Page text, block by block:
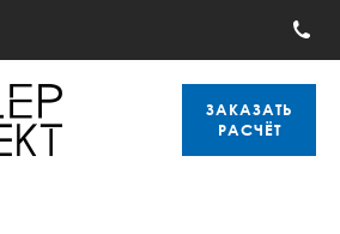
ЗАКАЗАТЬ
РАСЧЁТ